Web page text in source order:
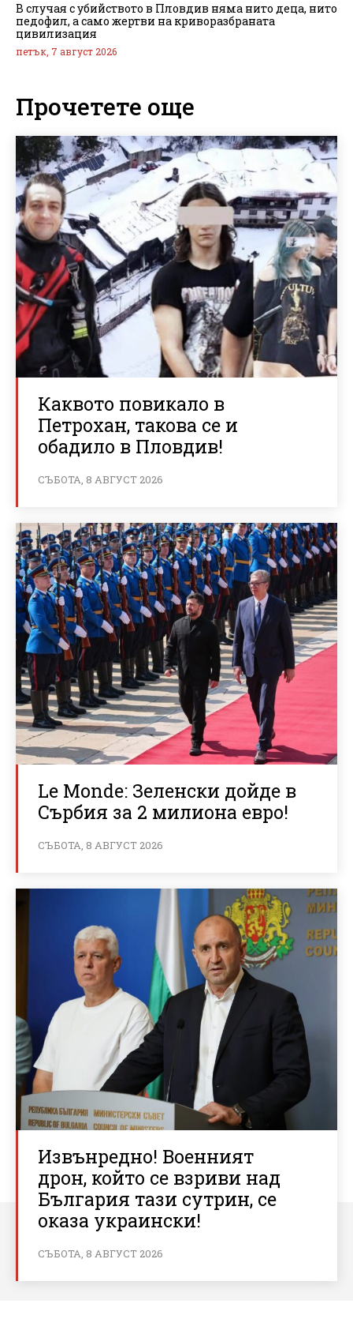
В случая с убийството в Пловдив няма нито деца, нито
педофил, а само жертви на криворазбраната
цивилизация
петък, 7 август 2026
Прочетете още
Каквото повикало в
Петрохан, такова се и
обадило в Пловдив!
СЪБОТА, 8 АВГУСТ 2026
Le Monde: Зеленски дойде в
Сърбия за 2 милиона евро!
СЪБОТА, 8 АВГУСТ 2026
Извънредно! Военният
дрон, който се взриви над
България тази сутрин, се
оказа украински!
СЪБОТА, 8 АВГУСТ 2026